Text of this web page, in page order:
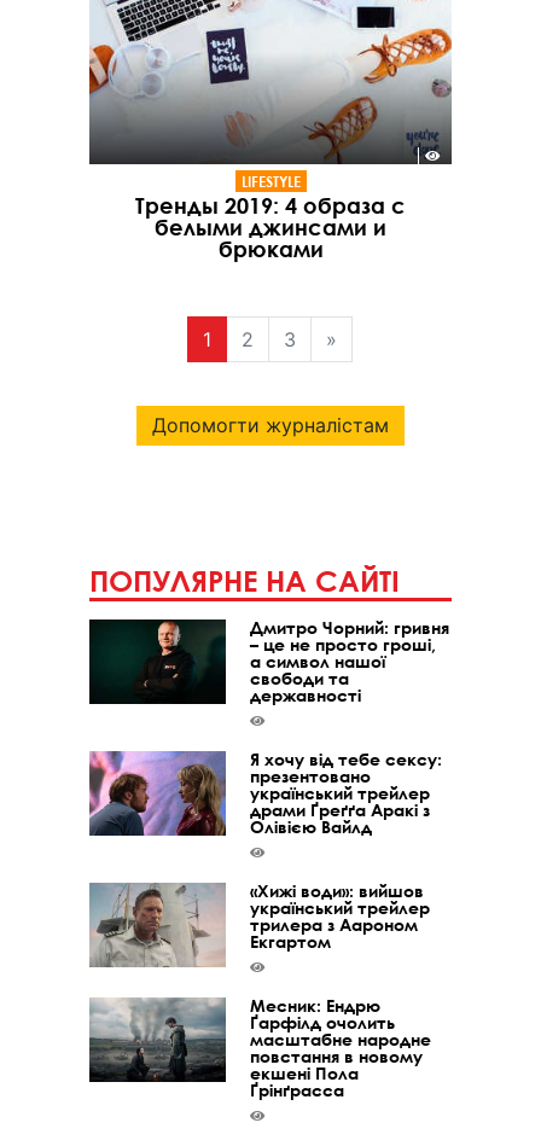
LIFESTYLE
Тренды 2019: 4 образа с
белыми джинсами и
брюками
1 2 3 »
Допомогти журналістам
ПОПУЛЯРНЕ НА САЙТІ
Дмитро Чорний: гривня
– це не просто гроші,
а символ нашої
свободи та
державності
Я хочу від тебе сексу:
презентовано
український трейлер
драми Ґреґґа Аракі з
Олівією Вайлд
«Хижі води»: вийшов
український трейлер
трилера з Аароном
Екгартом
Месник: Ендрю
Ґарфілд очолить
масштабне народне
повстання в новому
екшені Пола
Ґрінґрасса